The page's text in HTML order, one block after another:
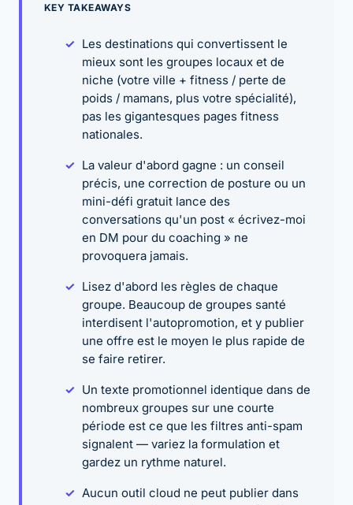
KEY TAKEAWAYS
Les destinations qui convertissent le
mieux sont les groupes locaux et de
niche (votre ville + fitness / perte de
poids / mamans, plus votre spécialité),
pas les gigantesques pages fitness
nationales.
La valeur d'abord gagne : un conseil
précis, une correction de posture ou un
mini-défi gratuit lance des
conversations qu'un post « écrivez-moi
en DM pour du coaching » ne
provoquera jamais.
Lisez d'abord les règles de chaque
groupe. Beaucoup de groupes santé
interdisent l'autopromotion, et y publier
une offre est le moyen le plus rapide de
se faire retirer.
Un texte promotionnel identique dans de
nombreux groupes sur une courte
période est ce que les filtres anti-spam
signalent — variez la formulation et
gardez un rythme naturel.
Aucun outil cloud ne peut publier dans